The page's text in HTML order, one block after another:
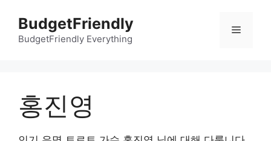
BudgetFriendly
BudgetFriendly Everything
메
홍진영